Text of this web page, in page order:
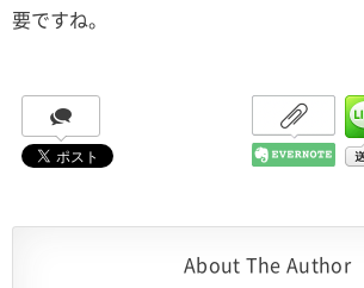
要ですね。
About The Author